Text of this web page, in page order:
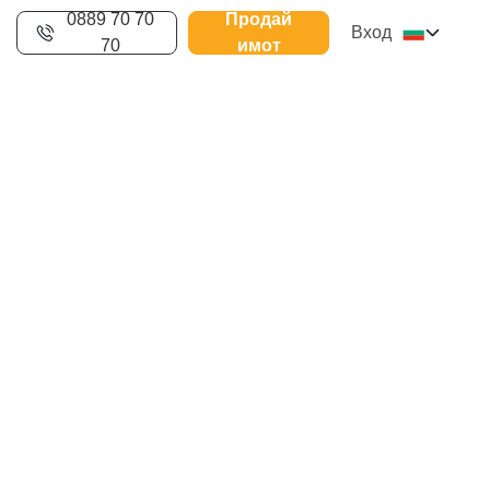
0889 70 70
70
Продай
имот
Вход